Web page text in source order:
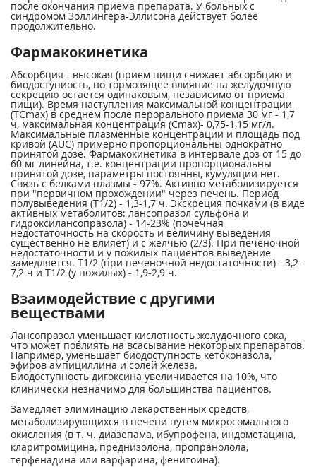
после окончания приема препарата. У больных с
синдромом Золлингера-Эллисона действует более
продолжительно.
Фармакокинетика
Абсорбция - высокая (прием пищи снижает абсорбцию и
биодоступиость, но тормозящее влияние на желудочную
секрецию остается одинаковым, независимо от приема
пищи). Время наступления максимальной концентрации
(ТCmax) в среднем после перорального приема 30 мг - 1,7
ч, максимальная концентрация (Cmax)- 0,75-1,15 мг/л.
Максимальные плазменные концентрации и площадь под
кривой (AUC) примерно пропорциональны однократно
принятой дозе. Фармакокинетика в интервале доз от 15 до
60 мг линейна, т.е. концентрации пропорциональны
принятой дозе, параметры постоянны, кумуляции нет.
Связь с белками плазмы - 97%. Активно метаболизируется
при "первичном прохождении" через печень. Период
полувыведения (Т1/2) - 1,3-1,7 ч. Экскреция почками (в виде
активных метаболитов: лансопразол сульфона и
гидроксилансопразола) - 14-23% (почечная
недостаточность на скорость и величину выведения
существенно не влияет) и с желчью (2/3). При печеночной
недостаточности и у пожилых пациентов выведение
замедляется. Т1/2 (при печеночной недостаточности) - 3,2-
7,2 ч и Т1/2 (у пожилых) - 1,9-2,9 ч.
Взаимодействие с другими
веществами
Лансопразол уменьшает кислотность желудочного сока,
что может повлиять на всасывание некоторых препаратов.
Например, уменьшает биодоступность кетоконазола,
эфиров ампициллина и солей железа.
Биодоступность дигоксина увеличивается на 10%, что
клинически незначимо для большинства пациентов.
Замедляет элиминацию лекарственных средств,
метаболизирующихся в печени путем микросомального
окисления (в т. ч. диазепама, ибупрофена, индометацина,
кларитромицина, преднизолона, пропранолола,
терфенадина или варфарина, фенитоина).